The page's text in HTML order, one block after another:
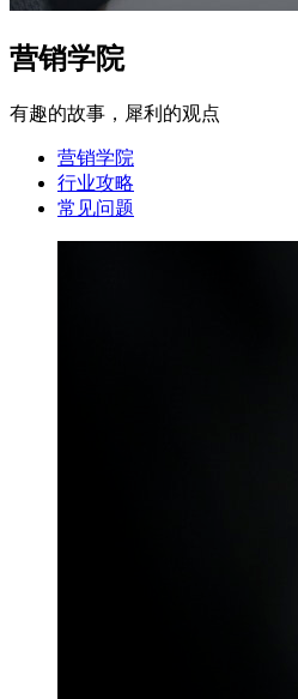
营销学院
有趣的故事，犀利的观点
营销学院
行业攻略
常见问题